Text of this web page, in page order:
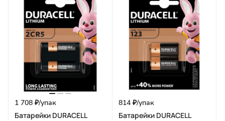
1 708 ₽/упак
Батарейки DURACELL
814 ₽/упак
Батарейки DURACELL